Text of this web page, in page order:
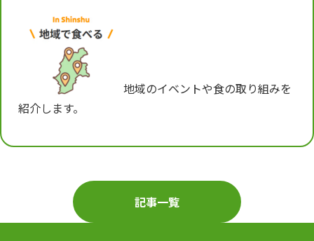
地域のイベントや食の取り組みを
紹介します。
記事一覧